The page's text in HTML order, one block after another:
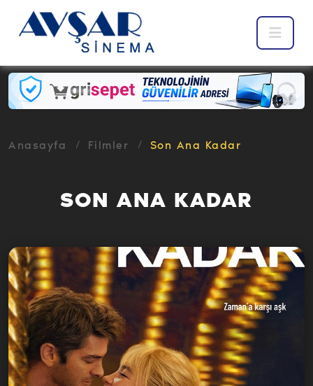
Anasayfa Filmler Son Ana Kadar
SON ANA KADAR